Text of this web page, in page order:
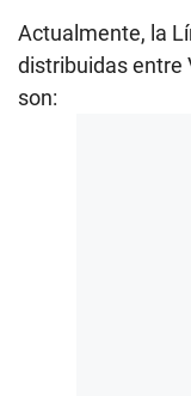
Actualmente, la
distribuidas entre
son: